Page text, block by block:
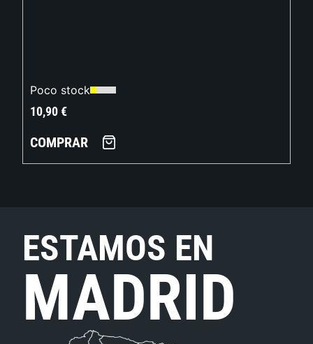
Poco stock
10,90€
COMPRAR
ESTAMOS EN
MADRID